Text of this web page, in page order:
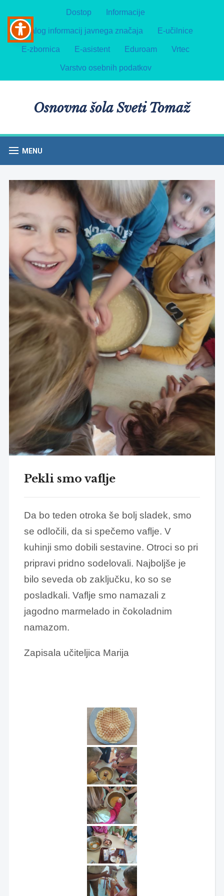
Dostop Informacije
Katalog informacij javnega značaja E-učilnice
E-zbornica E-asistent Eduroam Vrtec
Varstvo osebnih podatkov
Osnovna šola Sveti Tomaž
MENU
Pekli smo vaflje
Da bo teden otroka še bolj sladek, smo
se odločili, da si spečemo vaflje. V
kuhinji smo dobili sestavine. Otroci so pri
pripravi pridno sodelovali. Najboljše je
bilo seveda ob zaključku, ko so se
posladkali. Vaflje smo namazali z
jagodno marmelado in čokoladnim
namazom.
Zapisala učiteljica Marija